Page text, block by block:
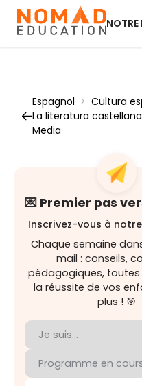
NOTRE
Espagnol > Cultura
La literatura
Media
💌 Premier pas
Inscrivez-vous à
Chaque semaine
mail : conseils,
pédagogiques, toutes
la réussite de vos
plus ! 🎯